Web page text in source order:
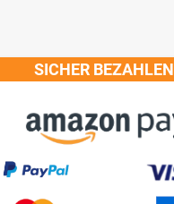
SICHER BEZAHLEN